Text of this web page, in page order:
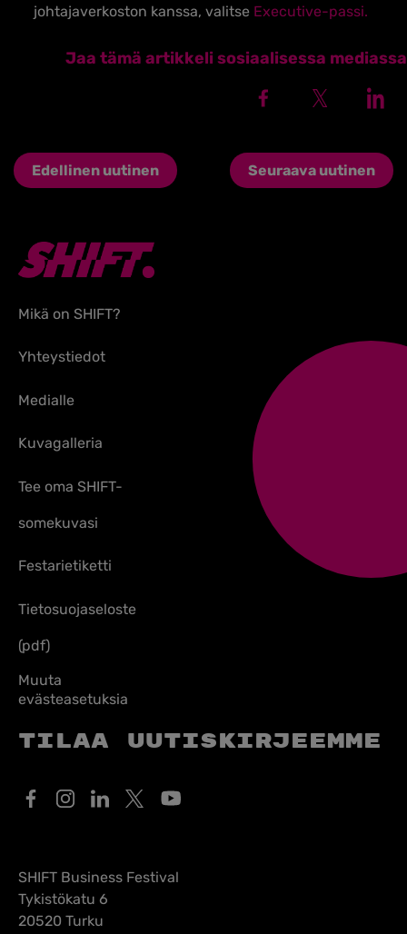
johtajaverkoston kanssa, valitse Executive-passi.
Jaa tämä artikkeli sosiaalisessa mediassa
Edellinen uutinen Seuraava uutinen
Mikä on SHIFT?
Yhteystiedot
Medialle
Kuvagalleria
Tee oma SHIFT-
somekuvasi
Festarietiketti
Tietosuojaseloste
(pdf)
Muuta
evästeasetuksia
Tilaa uutiskirjeemme
SHIFT Business Festival
Tykistökatu 6
20520 Turku